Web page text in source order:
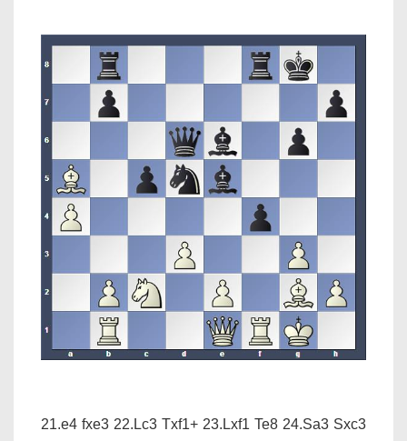
21.e4 fxe3 22.Lc3 Txf1+ 23.Lxf1 Te8 24.Sa3 Sxc3